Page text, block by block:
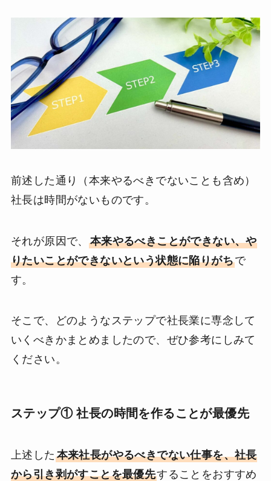
前述した通り（本来やるべきでないことも含め）
社長は時間がないものです。
それが原因で、 本来やるべきことができない、や
りたいことができないという状態に陥りがちで
す。
そこで、どのようなステップで社長業に専念して
いくべきかまとめましたので、ぜひ参考にしみて
ください。
ステップ① 社長の時間を作ることが最優先
上述した 本来社長がやるべきでない仕事を、社長
から引き剥がすことを最優先することをおすすめ